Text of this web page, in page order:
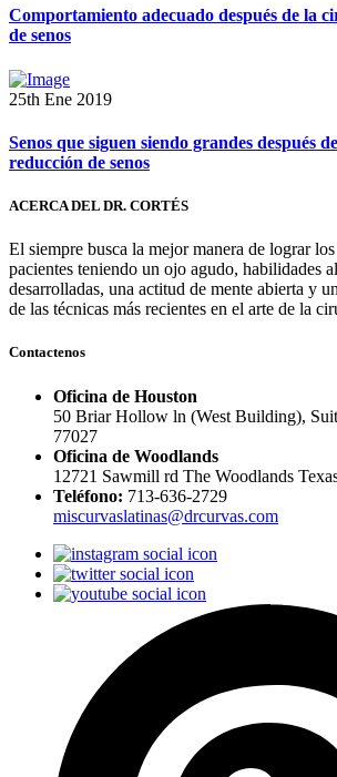
Comportamiento adecuado después de la
de senos
25th Ene 2019
Senos que siguen siendo grandes después
reducción de senos
ACERCA DEL DR. CORTÉS
El siempre busca la mejor manera de lograr
pacientes teniendo un ojo agudo, habilidades
desarrolladas, una actitud de mente abierta y
de las técnicas más recientes en el arte de la
Contactenos
Oficina de Houston
50 Briar Hollow ln (West Building),
77027
Oficina de Woodlands
12721 Sawmill rd The Woodlands
Teléfono: 713-636-2729
miscurvaslatinas@drcurvas.com